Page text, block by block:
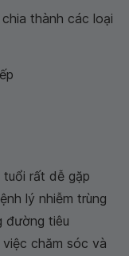
thành các loại
rất dễ gặp
lý nhiễm trùng
đường tiêu
chăm sóc và